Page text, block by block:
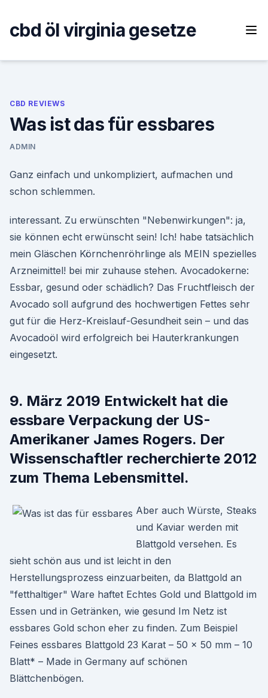
content
cbd öl virginia gesetze
CBD REVIEWS
Was ist das für essbares
ADMIN
Ganz einfach und unkompliziert, aufmachen und
schon schlemmen.
interessant. Zu erwünschten "Nebenwirkungen": ja,
sie können echt erwünscht sein! Ich! habe tatsächlich
mein Gläschen Körnchenröhrlinge als MEIN spezielles
Arzneimittel! bei mir zuhause stehen. Avocadokerne:
Essbar, gesund oder schädlich? Das Fruchtfleisch der
Avocado soll aufgrund des hochwertigen Fettes sehr
gut für die Herz-Kreislauf-Gesundheit sein – und das
Avocadoöl wird erfolgreich bei Hauterkrankungen
eingesetzt.
9. März 2019 Entwickelt hat die
essbare Verpackung der US-
Amerikaner James Rogers. Der
Wissenschaftler recherchierte 2012
zum Thema Lebensmittel.
Aber auch Würste, Steaks
und Kaviar werden mit
Blattgold versehen. Es
sieht schön aus und ist leicht in den
Herstellungsprozess einzuarbeiten, da Blattgold an
"fetthaltiger" Ware haftet Echtes Gold und Blattgold im
Essen und in Getränken, wie gesund Im Netz ist
essbares Gold schon eher zu finden. Zum Beispiel
Feines essbares Blattgold 23 Karat – 50 x 50 mm – 10
Blatt* – Made in Germany auf schönen
Blättchenbögen.